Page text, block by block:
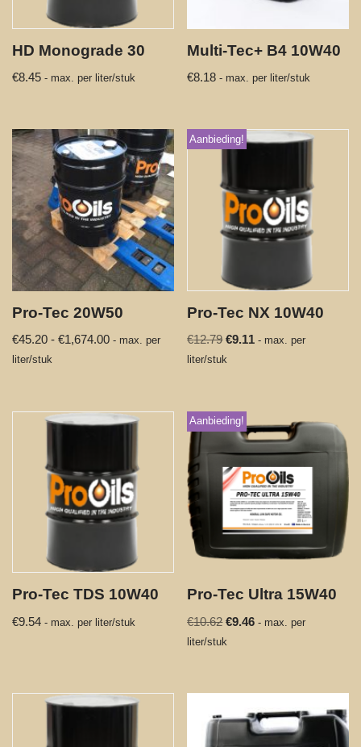
HD Monograde 30
€8.45 - max. per liter/stuk
Multi-Tec+ B4 10W40
€8.18 - max. per liter/stuk
Pro-Tec 20W50
€45.20 - €1,674.00 - max. per
liter/stuk
Aanbieding!
Pro-Tec NX 10W40
€12.79 €9.11 - max. per
liter/stuk
Pro-Tec TDS 10W40
€9.54 - max. per liter/stuk
Aanbieding!
Pro-Tec Ultra 15W40
€10.62 €9.46 - max. per
liter/stuk